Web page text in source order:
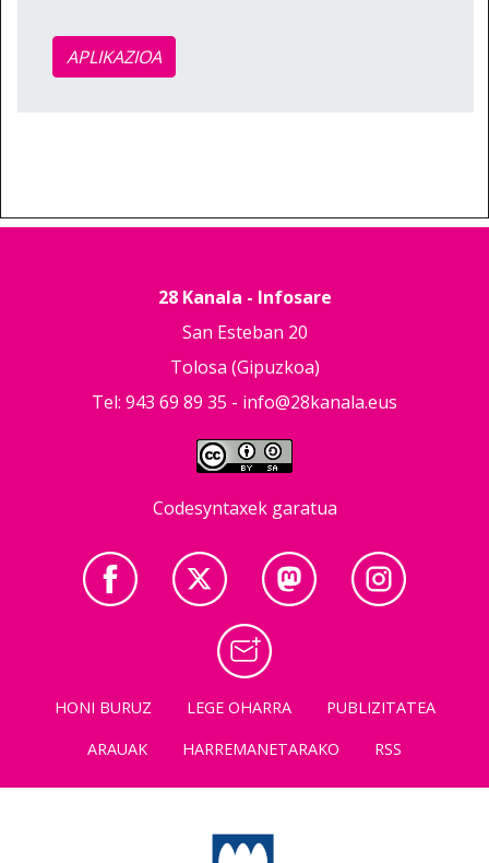
APLIKAZIOA
28 Kanala - Infosare
San Esteban 20
Tolosa (Gipuzkoa)
Tel: 943 69 89 35 - info@28kanala.eus
Codesyntaxek garatua
HONI BURUZ LEGE OHARRA
PUBLIZITATEA
ARAUAK
HARREMANETARAKO RSS